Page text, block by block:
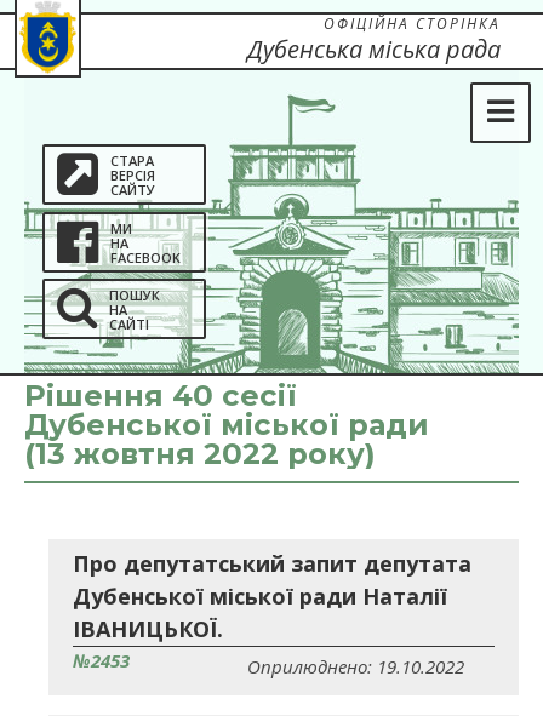
СТАРА
ВЕРСІЯ
САЙТУ
МИ
НА
FACEBOOK
ПОШУК
НА
САЙТІ
ОФІЦІЙНА СТОРІНКА
Дубенська міська рада
Рішення 40 сесії
Дубенської міської ради
(13 жовтня 2022 року)
Про депутатський запит депутата
Дубенської міської ради Наталії
ІВАНИЦЬКОЇ.
№2453 Оприлюднено: 19.10.2022